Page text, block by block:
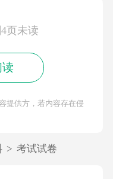
页未读
提供方，若内容存在侵
> 考试试卷